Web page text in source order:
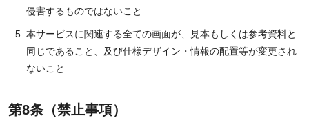
侵害するものではないこと
本サービスに関連する全ての画面が、見本もしくは参考資料と
同じであること、及び仕様デザイン・情報の配置等が変更され
ないこと
第8条（禁止事項）